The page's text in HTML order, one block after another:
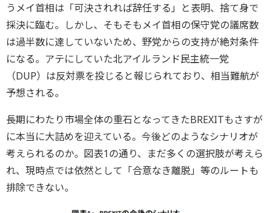
うメイ首相は「可決されれば辞任する」と表明、捨て身で
採決に臨む。しかし、そもそもメイ首相の保守党の議席数
は過半数に達していないため、野党からの支持が絶対条件
になる。アテにしていた北アイルランド民主統一党
（DUP）は反対票を投じると報じられており、相当難航が
予想される。
長期にわたり市場全体の重石となってきたBREXITもさすが
に本当に大詰めを迎えている。今後どのようなシナリオが
考えられるのか。図表1の通り、まだ多くの選択肢が考えら
れ、現時点では依然として「合意なき離脱」等のルートも
排除できない。